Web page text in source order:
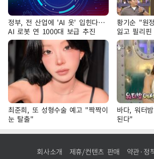
정부, 전 산업에 'AI 옷' 입힌다…
AI 로봇 연 1000대 보급 추진
황기순 "원
잃고 필리
최준희, 또 성형수술 예고 "짝짝이
눈 탈출"
바다, 워터
된다"
회사소개 제휴/컨텐츠 판매 약관·정